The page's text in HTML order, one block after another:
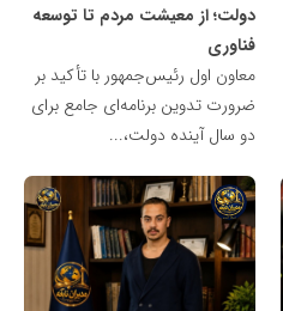
دولت؛ از معیشت مردم تا توسعه
فناوری
معاون اول رئیس‌جمهور با تأکید بر
ضرورت تدوین برنامه‌ای جامع برای
دو سال آینده دولت،...
شبکه
خبری
مدیران